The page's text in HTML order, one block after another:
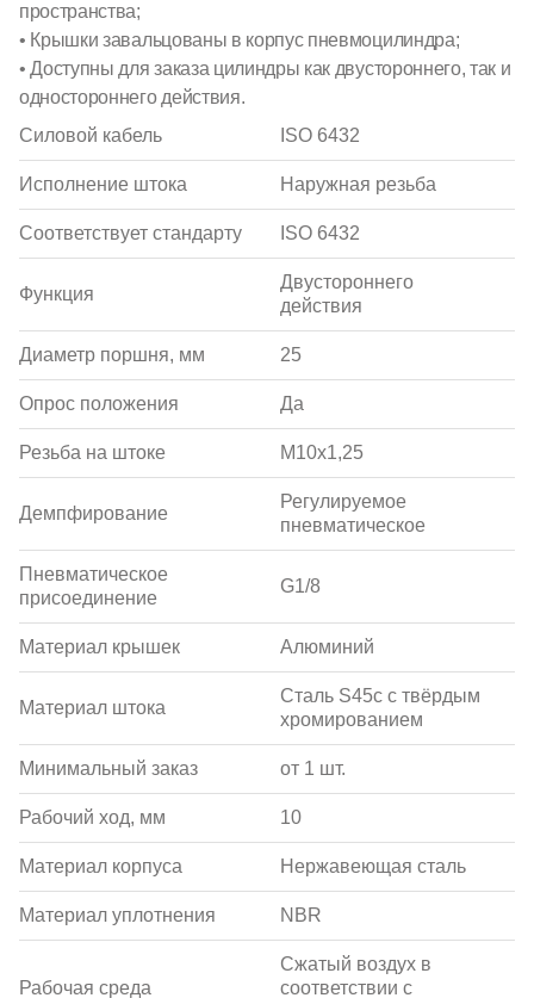
пространства;
• Крышки завальцованы в корпус пневмоцилиндра;
• Доступны для заказа цилиндры как двустороннего, так и
одностороннего действия.
Силовой кабель
ISO 6432
Исполнение штока Наружная резьба
Соответствует стандарту ISO 6432
Функция
Двустороннего
действия
Диаметр поршня, мм 25
Опрос положения Да
Резьба на штоке M10x1,25
Демпфирование
Регулируемое
пневматическое
Пневматическое
присоединение
G1/8
Материал крышек Алюминий
Материал штока
Сталь S45c с твёрдым
хромированием
Минимальный заказ от 1 шт.
Рабочий ход, мм 10
Материал корпуса Нержавеющая сталь
Материал уплотнения NBR
Рабочая среда
Сжатый воздух в
соответствии с